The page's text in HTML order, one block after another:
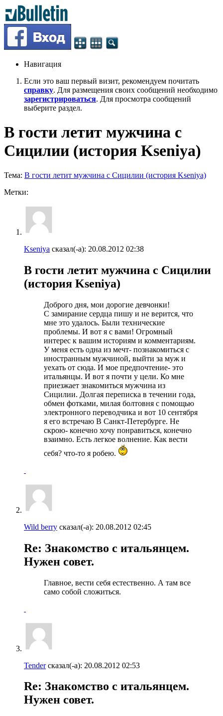
Навигация
Если это ваш первый визит, рекомендуем почитать
справку. Для размещения своих сообщений необходимо
зарегистрироваться. Для просмотра сообщений
выберите раздел.
В гости летит мужчина с
Сицилии (история Kseniya)
Тема: В гости летит мужчина с Сицилии (история Kseniya)
Метки:
Kseniya сказал(-а): 20.08.2012 02:38
В гости летит мужчина с Сицилии
(история Kseniya)
Доброго дня, мои дорогие девчонки!
С замирание сердца пишу и не верится, что
мне это удалось. Были технические
проблемы. И вот я с вами! Огромный
интерес к вашим историям и комментариям.
У меня есть одна из мечт- познакомиться с
иностранным мужчиной, выйти за муж и
уехать от сюда. И мое предпочтение- это
итальянцы. И вот я почти у цели. Ко мне
приезжает знакомиться мужчина из
Сицилии. Долгая переписка в течении года,
обмен фотками, милая болтовня с помощью
электронного переводчика и вот 10 сентября
я его встречаю В Санкт-Петербурге. Не
скрою- конечно хочу понравиться, конечно
взаимно. Есть легкое волнение. Как вести
себя? что-то я робею.
Wild berry сказал(-а): 20.08.2012 02:45
Re: Знакомство с итальянцем.
Нужен совет.
Главное, вести себя естественно. А там все
само собой сложиться.
Tenderсказал(-а): 20.08.2012 02:53
Re: Знакомство с итальянцем.
Нужен совет.